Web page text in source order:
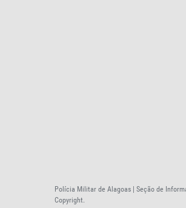
Polícia Militar de Alagoas | Seção de
Copyright.